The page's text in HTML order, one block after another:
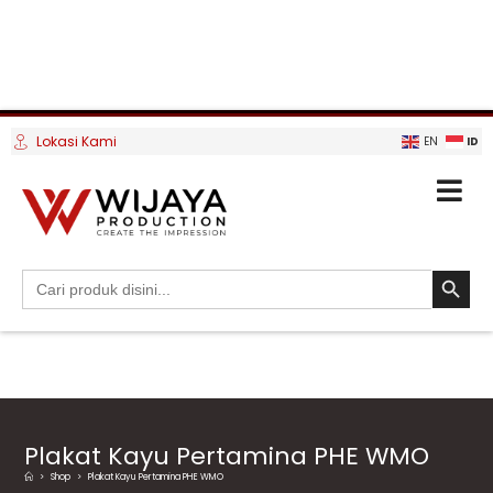
Lokasi Kami EN ID
Search
for:
SEARCH
Plakat Kayu Pertamina PHE WMO
> Shop > Plakat Kayu Pertamina PHE WMO